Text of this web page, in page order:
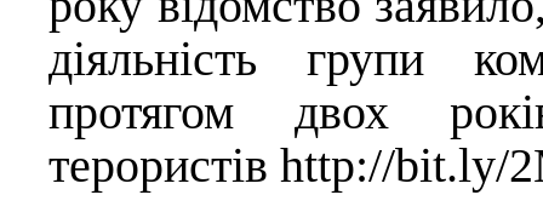
діяльність групи
протягом двох
терористів http://bit.ly/